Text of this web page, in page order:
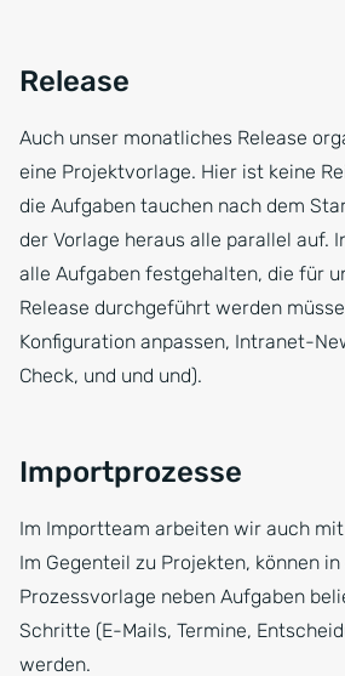
Release
Auch unser monatliches Release
eine Projektvorlage. Hier ist keine
die Aufgaben tauchen nach dem
der Vorlage heraus alle parallel auf.
alle Aufgaben festgehalten, die für
Release durchgeführt werden
Konfiguration anpassen, Intranet-
Check, und und und).
Importprozesse
Im Importteam arbeiten wir auch
Im Gegenteil zu Projekten, können
Prozessvorlage neben Aufgaben
Schritte (E-Mails, Termine,
werden.